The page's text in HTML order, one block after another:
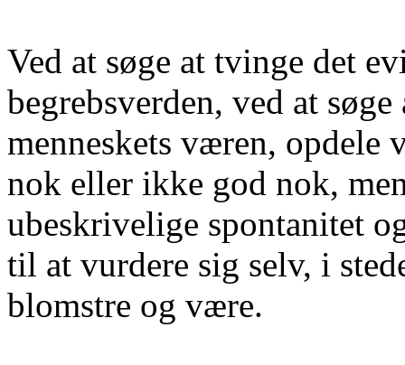
Ved at søge at tvinge det
begrebsverden, ved at
menneskets væren,
nok eller ikke god nok,
ubeskrivelige spontanitet
til at vurdere sig selv, i
blomstre og være.